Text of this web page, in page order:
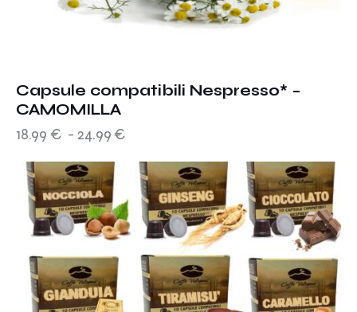
Capsule compatibili Nespresso* –
CAMOMILLA
18.99 € - 24.99 €